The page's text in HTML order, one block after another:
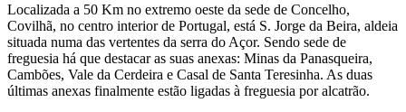
Localizada a 50 Km no extremo oeste da sede de Concelho,
Covilhã, no centro interior de Portugal, está S. Jorge da Beira, aldeia
situada numa das vertentes da serra do Açor. Sendo sede de
freguesia há que destacar as suas anexas: Minas da Panasqueira,
Cambões, Vale da Cerdeira e Casal de Santa Teresinha. As duas
últimas anexas finalmente estão ligadas à freguesia por alcatrão.